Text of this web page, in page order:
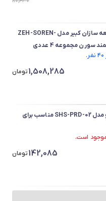
زه کنار درب خودرو قطعه سازان کبیر مدل ZEH-SOREN-
1,508,285تومان
شاسی لای درب خودرو مدل SHS-PRD-02 مناسب برای
142,085تومان